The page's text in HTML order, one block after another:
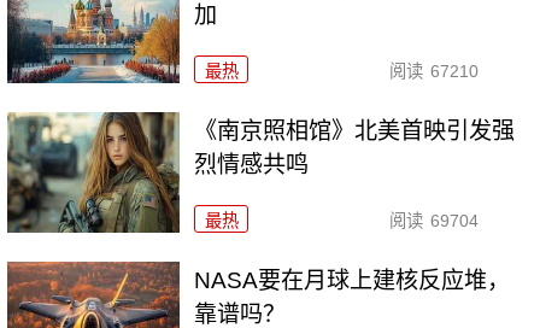
加
最热 阅读 67210
《南京照相馆》北美首映引发强
烈情感共鸣
最热 阅读 69704
NASA要在月球上建核反应堆，
靠谱吗？